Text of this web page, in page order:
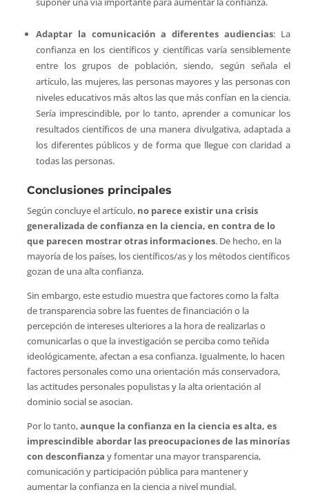
Adaptar la comunicación a diferentes audiencias: La
confianza en los científicos y científicas varía sensiblemente
entre los grupos de población, siendo, según señala el
artículo, las mujeres, las personas mayores y las personas con
niveles educativos más altos las que más confían en la ciencia.
Sería imprescindible, por lo tanto, aprender a comunicar los
resultados científicos de una manera divulgativa, adaptada a
los diferentes públicos y de forma que llegue con claridad a
todas las personas.
Conclusiones principales
Según concluye el artículo, no parece existir una crisis
generalizada de confianza en la ciencia, en contra de lo
que parecen mostrar otras informaciones. De hecho, en la
mayoría de los países, los científicos/as y los métodos científicos
gozan de una alta confianza.
Sin embargo, este estudio muestra que factores como la falta
de transparencia sobre las fuentes de financiación o la
percepción de intereses ulteriores a la hora de realizarlas o
comunicarlas o que la investigación se perciba como teñida
ideológicamente, afectan a esa confianza. Igualmente, lo hacen
factores personales como una orientación más conservadora,
las actitudes personales populistas y la alta orientación al
dominio social se asocian.
Por lo tanto,aunque la confianza en la ciencia es alta, es
imprescindible abordar las preocupaciones de las minorías
con desconfianza y fomentar una mayor transparencia,
comunicación y participación pública para mantener y
aumentar la confianza en la ciencia a nivel mundial.